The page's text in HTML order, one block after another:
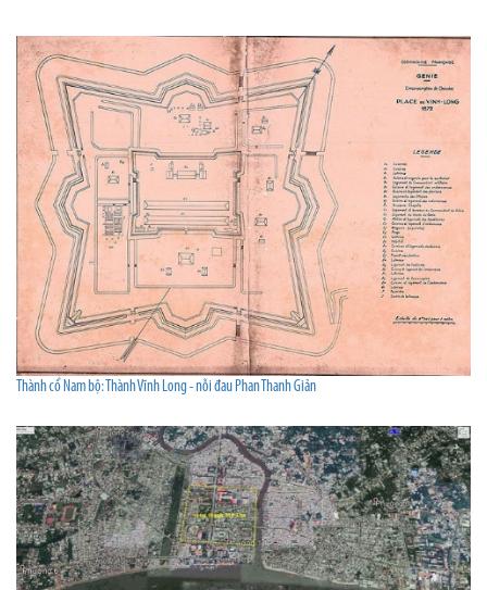
Thành cổ Nam bộ: Thành Vĩnh Long - nỗi đau Phan Thanh Giản